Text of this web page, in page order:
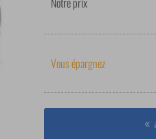
Vous épargnez
«